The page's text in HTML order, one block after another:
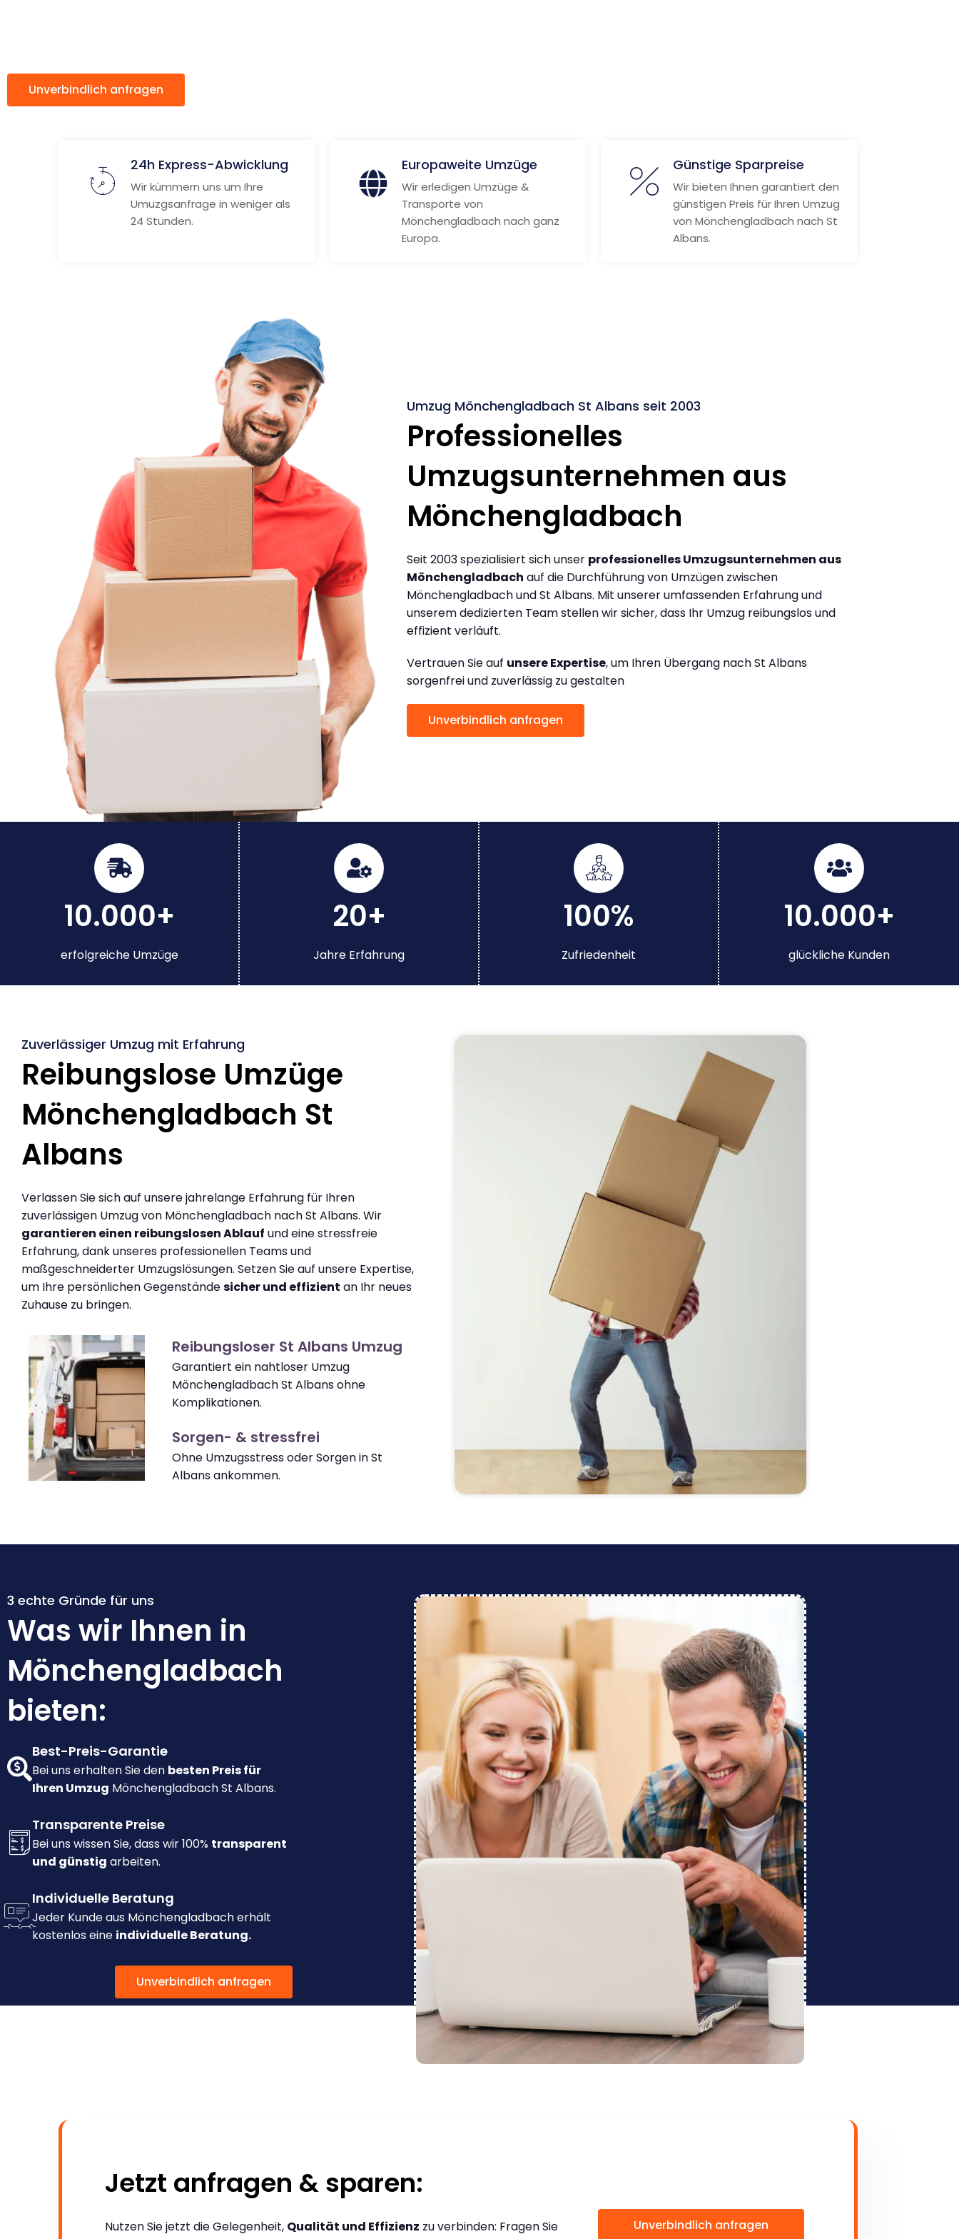
Unverbindlich anfragen
24h Express-Abwicklung
Wir kümmern uns um Ihre
Umuzgsanfrage in weniger als
24 Stunden.
Europaweite Umzüge
Wir erledigen Umzüge &
Transporte von
Mönchengladbach nach ganz
Europa.
Günstige Sparpreise
Wir bieten Ihnen garantiert den
günstigen Preis für Ihren Umzug
von Mönchengladbach nach St
Albans.
Umzug Mönchengladbach St Albans seit 2003
Professionelles
Umzugsunternehmen aus
Mönchengladbach
Seit 2003 spezialisiert sich unser professionelles Umzugsunternehmen aus
Mönchengladbach auf die Durchführung von Umzügen zwischen
Mönchengladbach und St Albans. Mit unserer umfassenden Erfahrung und
unserem dedizierten Team stellen wir sicher, dass Ihr Umzug reibungslos und
effizient verläuft.
Vertrauen Sie auf unsere Expertise, um Ihren Übergang nach St Albans
sorgenfrei und zuverlässig zu gestalten
Unverbindlich anfragen
10.000+
erfolgreiche Umzüge
20+
Jahre Erfahrung
100%
Zufriedenheit
10.000+
glückliche Kunden
Zuverlässiger Umzug mit Erfahrung
Reibungslose Umzüge
Mönchengladbach St
Albans
Verlassen Sie sich auf unsere jahrelange Erfahrung für Ihren
zuverlässigen Umzug von Mönchengladbach nach St Albans. Wir
garantieren einen reibungslosen Ablauf und eine stressfreie
Erfahrung, dank unseres professionellen Teams und
maßgeschneiderter Umzugslösungen. Setzen Sie auf unsere Expertise,
um Ihre persönlichen Gegenständesicher und effizient an Ihr neues
Zuhause zu bringen.
Reibungsloser St Albans Umzug
Garantiert ein nahtloser Umzug
Mönchengladbach St Albans ohne
Komplikationen.
Sorgen- & stressfrei
Ohne Umzugsstress oder Sorgen in St
Albans ankommen.
3 echte Gründe für uns
Was wir Ihnen in
Mönchengladbach
bieten:
Best-Preis-Garantie
Bei uns erhalten Sie den besten Preis für
Ihren Umzug Mönchengladbach St Albans.
Transparente Preise
Bei uns wissen Sie, dass wir 100% transparent
und günstig arbeiten.
Individuelle Beratung
Jeder Kunde aus Mönchengladbach erhält
kostenlos eine individuelle Beratung.
Unverbindlich anfragen
Jetzt anfragen & sparen:
Nutzen Sie jetzt die Gelegenheit, Qualität und Effizienz zu verbinden: Fragen Sie
Unverbindlich anfragen